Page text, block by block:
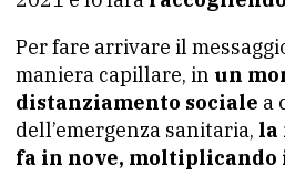
Per fare arrivare il
maniera capillare, in un
distanziamento sociale a
dell’emergenza sanitaria, la
fa in nove, moltiplicando